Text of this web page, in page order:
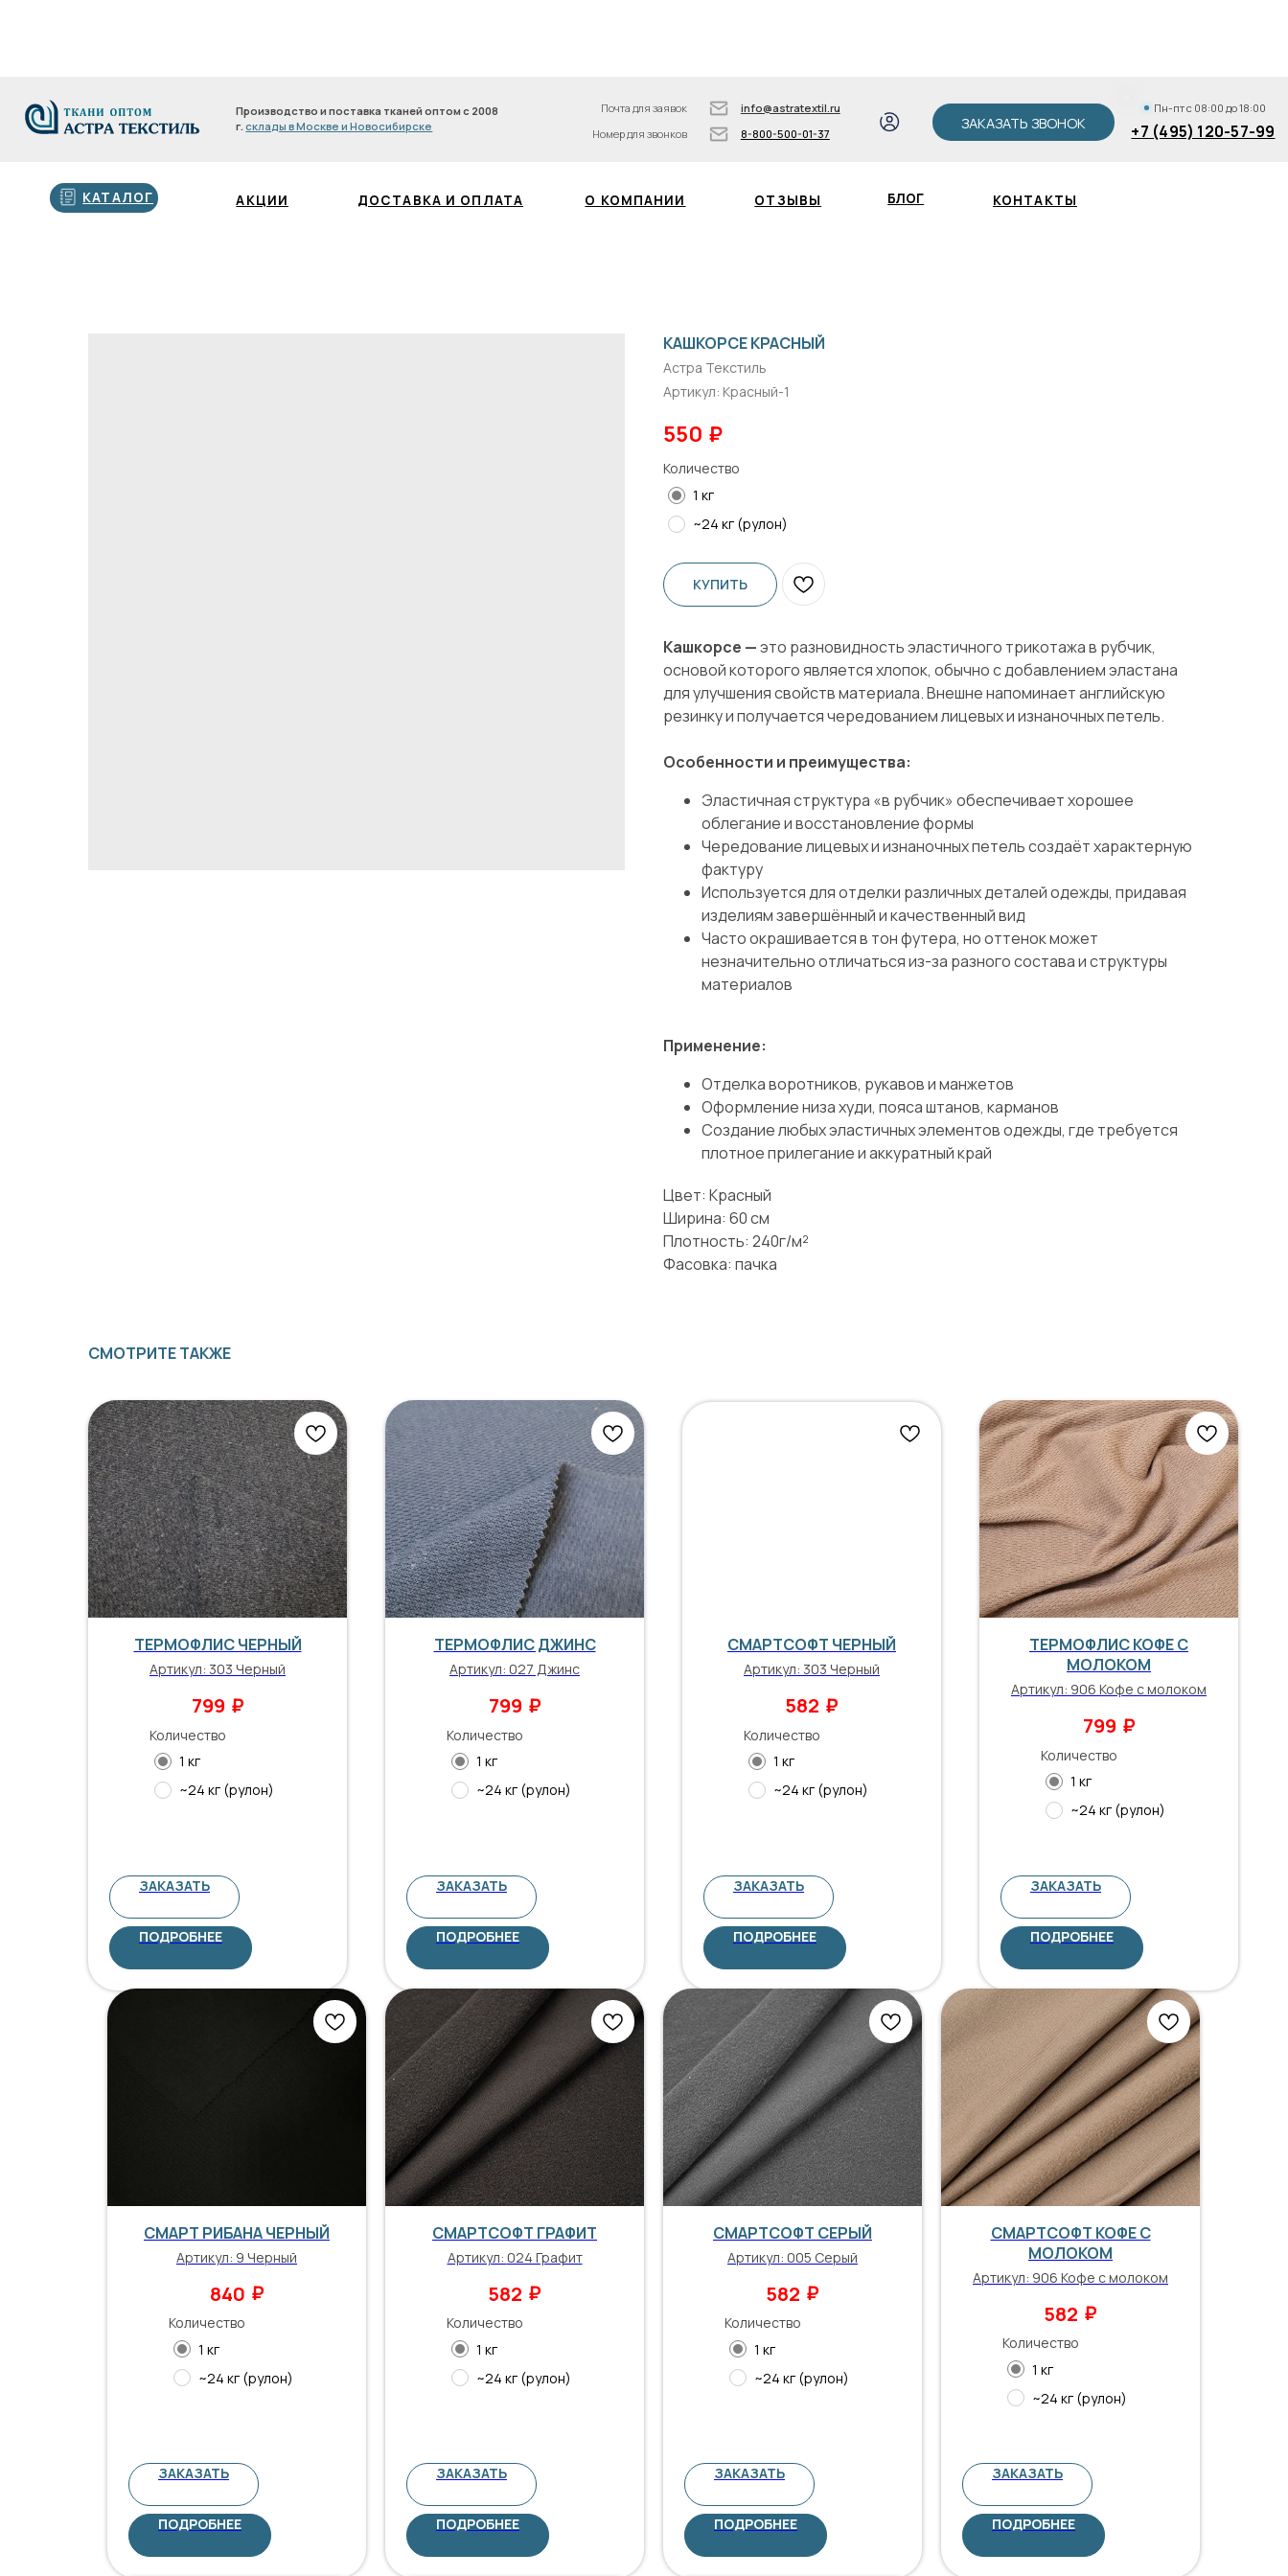
склады в Москве и Новосибирске
8-800-500-01-37 +7 (495) 120-57-99
ЗАКАЗАТЬ ЗВОНОК
КАШКОРСЕ КРАСНЫЙ
Астра Текстиль
Артикул: Красный-1
550 ₽
Количество
1 кг
~24 кг (рулон)
КУПИТЬ
Кашкорсе —это разновидность эластичного трикотажа в рубчик,
основой которого является хлопок, обычно с добавлением эластана
для улучшения свойств материала. Внешне напоминает английскую
резинку и получается чередованием лицевых и изнаночных петель.
Особенности и преимущества:
Эластичная структура «в рубчик» обеспечивает хорошее
облегание и восстановление формы
Чередование лицевых и изнаночных петель создаёт характерную
фактуру
Используется для отделки различных деталей одежды, придавая
изделиям завершённый и качественный вид
Часто окрашивается в тон футера, но оттенок может
незначительно отличаться из-за разного состава и структуры
материалов
Применение:
Отделка воротников, рукавов и манжетов
Оформление низа худи, пояса штанов, карманов
Создание любых эластичных элементов одежды, где требуется
плотное прилегание и аккуратный край
Цвет: Красный
Ширина: 60 см
Плотность: 240г/м²
Фасовка: пачка
СМОТРИТЕ ТАКЖЕ
ТЕРМОФЛИС ЧЕРНЫЙ
Артикул: 303 Черный
799 ₽
Количество
1 кг
~24 кг (рулон)
ЗАКАЗАТЬ
ПОДРОБНЕЕ
ТЕРМОФЛИС ДЖИНС
Артикул: 027 Джинс
799 ₽
Количество
1 кг
~24 кг (рулон)
ЗАКАЗАТЬ
ПОДРОБНЕЕ
СМАРТСОФТ ЧЕРНЫЙ
Артикул: 303 Черный
582 ₽
Количество
1 кг
~24 кг (рулон)
ЗАКАЗАТЬ
ПОДРОБНЕЕ
ТЕРМОФЛИС КОФЕ С
МОЛОКОМ
Артикул: 906 Кофе с молоком
799 ₽
Количество
1 кг
~24 кг (рулон)
ЗАКАЗАТЬ
ПОДРОБНЕЕ
СМАРТ РИБАНА ЧЕРНЫЙ
Артикул: 9 Черный
840 ₽
Количество
1 кг
~24 кг (рулон)
ЗАКАЗАТЬ
ПОДРОБНЕЕ
СМАРТСОФТ ГРАФИТ
Артикул: 024 Графит
582 ₽
Количество
1 кг
~24 кг (рулон)
ЗАКАЗАТЬ
ПОДРОБНЕЕ
СМАРТСОФТ СЕРЫЙ
Артикул: 005 Серый
582 ₽
Количество
1 кг
~24 кг (рулон)
ЗАКАЗАТЬ
ПОДРОБНЕЕ
СМАРТСОФТ КОФЕ С
МОЛОКОМ
Артикул: 906 Кофе с молоком
582 ₽
Количество
1 кг
~24 кг (рулон)
ЗАКАЗАТЬ
ПОДРОБНЕЕ